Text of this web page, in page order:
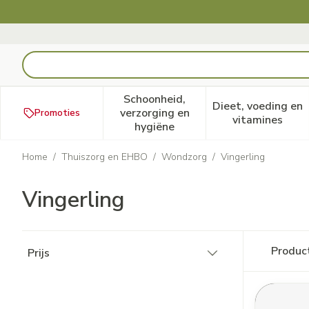
Product, merk, categorie...
Promoties
Schoonheid,
verzorging en
hygiëne
Toon submenu voor
Dieet, voeding en
vitamines
Toon
Home / Thuiszorg en EHBO / Wondzorg / Vingerling
Vingerling
Prijs